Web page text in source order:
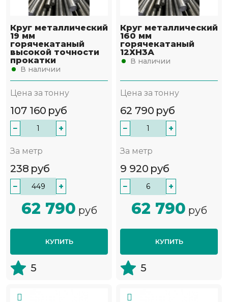
Круг металлический
19 мм
горячекатаный
высокой точности
прокатки
В наличии
Цена за тонну
107 160 руб
− +
За метр
238 руб
− +
62 790 руб
КУПИТЬ
5
Круг металлический
160 мм
горячекатаный
12ХН3А
В наличии
Цена за тонну
62 790 руб
− +
За метр
9 920 руб
− +
62 790 руб
КУПИТЬ
5